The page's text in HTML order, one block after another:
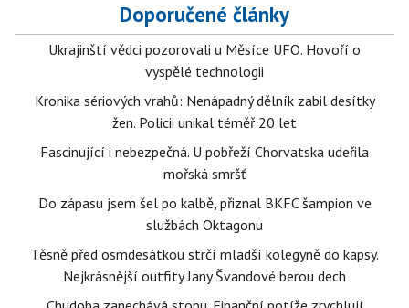
Doporučené články
Ukrajinští vědci pozorovali u Měsíce UFO. Hovoří o
vyspělé technologii
Kronika sériových vrahů: Nenápadný dělník zabil desítky
žen. Policii unikal téměř 20 let
Fascinující i nebezpečná. U pobřeží Chorvatska udeřila
mořská smršť
Do zápasu jsem šel po kalbě, přiznal BKFC šampion ve
službách Oktagonu
Těsně před osmdesátkou strčí mladší kolegyně do kapsy.
Nejkrásnější outfity Jany Švandové berou dech